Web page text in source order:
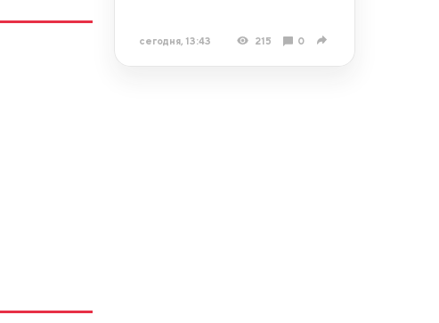
сегодня, 13:43 215 0